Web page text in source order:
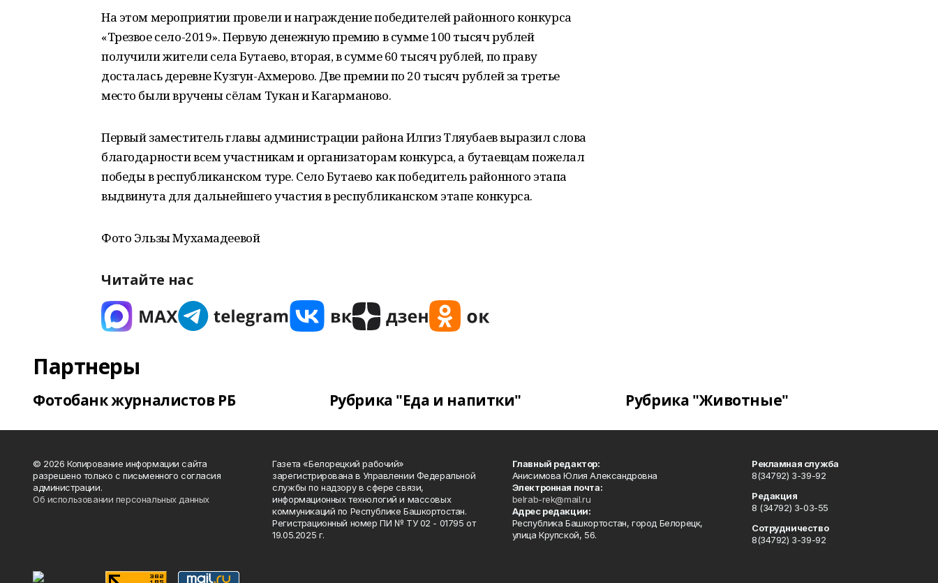
На этом мероприятии провели и награждение победителей районного конкурса
«Трезвое село-2019». Первую денежную премию в сумме 100 тысяч рублей
получили жители села Бутаево, вторая, в сумме 60 тысяч рублей, по праву
досталась деревне Кузгун-Ахмерово. Две премии по 20 тысяч рублей за третье
место были вручены сёлам Тукан и Кагарманово.
Первый заместитель главы администрации района Илгиз Тляубаев выразил слова
благодарности всем участникам и организаторам конкурса, а бутаевцам пожелал
победы в республиканском туре. Село Бутаево как победитель районного этапа
выдвинута для дальнейшего участия в республиканском этапе конкурса.
Фото Эльзы Мухамадеевой
Читайте нас
Партнеры
Фотобанк журналистов РБ Рубрика "Еда и напитки" Рубрика "Животные"
© 2026 Копирование информации сайта
разрешено только с письменного согласия
администрации.
Об использовании персональных данных
Газета «Белорецкий рабочий»
зарегистрирована в Управлении Федеральной
службы по надзору в сфере связи,
информационных технологий и массовых
коммуникаций по Республике Башкортостан.
Регистрационный номер ПИ № ТУ 02 - 01795 от
19.05.2025 г.
Главный редактор:
Анисимова Юлия Александровна
Электронная почта:
belrab-rek@mail.ru
Адрес редакции:
Республика Башкортостан, город Белорецк,
улица Крупской, 56.
Рекламная служба
8(34792) 3-39-92
Редакция
8 (34792) 3-03-55
Сотрудничество
8(34792) 3-39-92